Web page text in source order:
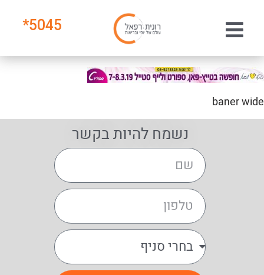
5045
*
baner wide
נשמח להיות בקשר